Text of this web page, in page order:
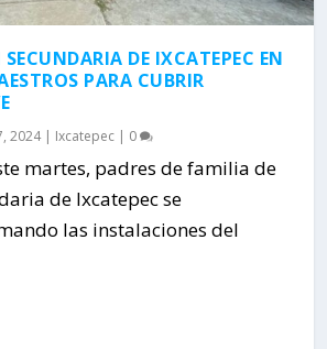
DE IXCATEPEC EN
PARA CUBRIR
2024| Ixcatepec | 0
martes, padres de familia de
de Ixcatepec se
las instalaciones del